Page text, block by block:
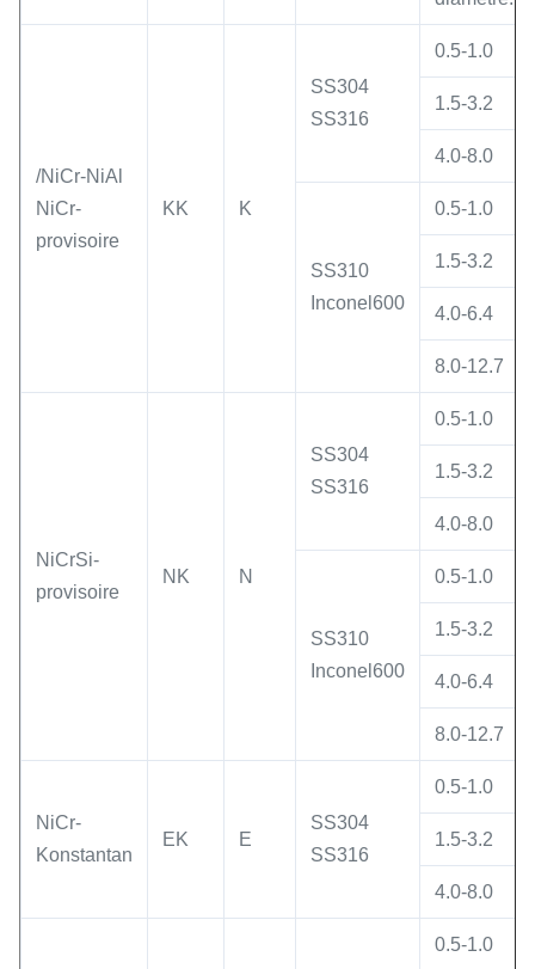
/NiCr-NiAl
NiCr-
provisoire
KK K
SS304
SS316
0.5-1.0
1.5-3.2
4.0-8.0
SS310
Inconel600
0.5-1.0
1.5-3.2
4.0-6.4
8.0-12.7
NiCrSi-
provisoire
NK N
SS304
SS316
0.5-1.0
1.5-3.2
4.0-8.0
SS310
Inconel600
0.5-1.0
1.5-3.2
4.0-6.4
8.0-12.7
NiCr-
Konstantan
EK E
SS304
SS316
0.5-1.0
1.5-3.2
4.0-8.0
0.5-1.0